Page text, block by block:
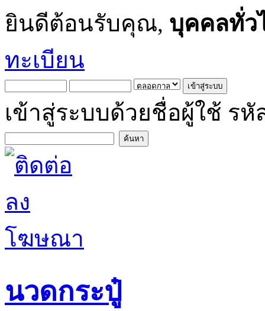
ยินดีต้อนรับคุณ, บุคคลทั่ว
ทะเบียน
เข้าสู่ระบบด้วยชื่อผู้ใช้ รหั
นวดกระปู๋